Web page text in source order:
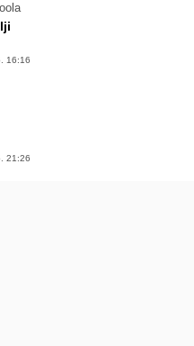
16:16
21:26